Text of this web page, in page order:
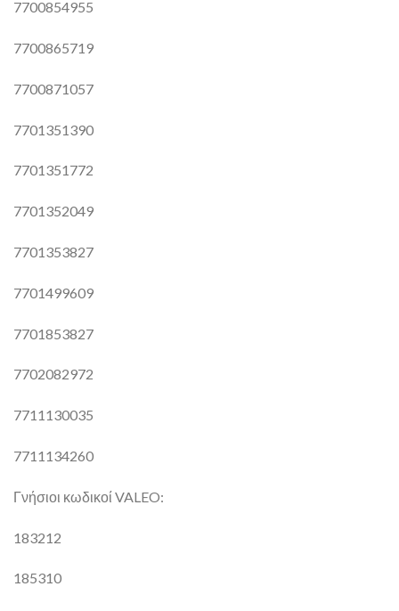
7700854955
7700865719
7700871057
7701351390
7701351772
7701352049
7701353827
7701499609
7701853827
7702082972
7711130035
7711134260
Γνήσιοι κωδικοί VALEO:
183212
185310